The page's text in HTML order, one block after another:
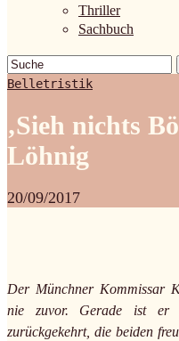
Thriller
Sachbuch
Belletristik
‚Sieh nichts
Löhnig
20/09/2017
Der Münchner Kommissar
nie zuvor. Gerade ist er
zurückgekehrt, die beiden